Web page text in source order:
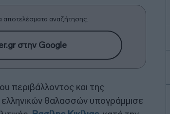
αναζήτησης.
στην Google
περιβάλλοντος και της
θαλασσών υπογράμμισε